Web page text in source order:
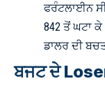
ਫਰੰਟਲਾਈਨ
842 ਤੋਂ ਘਟਾ
ਡਾਲਰ ਦੀ
ਬਜਟ ਦੇ